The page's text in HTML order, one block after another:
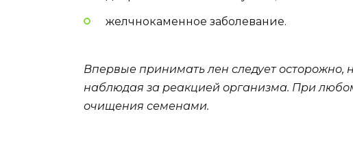
желчнокаменное заболевание.
Впервые принимать лен следует осторожно,
наблюдая за реакцией организма. При
очищения семенами.